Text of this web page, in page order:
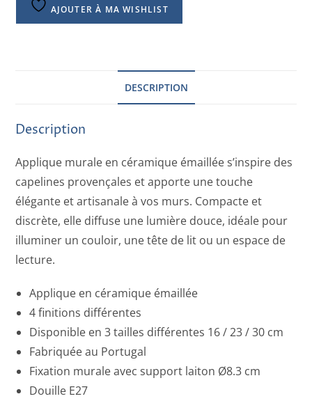
AJOUTER À MA WISHLIST
DESCRIPTION
Description
Applique murale en céramique émaillée s’inspire des
capelines provençales et apporte une touche
élégante et artisanale à vos murs. Compacte et
discrète, elle diffuse une lumière douce, idéale pour
illuminer un couloir, une tête de lit ou un espace de
lecture.
Applique en céramique émaillée
4 finitions différentes
Disponible en 3 tailles différentes 16 / 23 / 30 cm
Fabriquée au Portugal
Fixation murale avec support laiton Ø8.3 cm
Douille E27